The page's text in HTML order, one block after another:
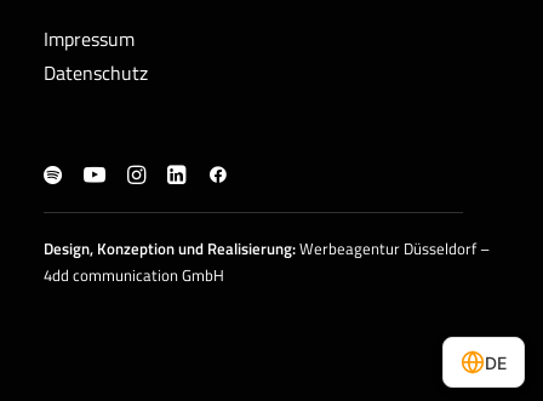
Impressum
Datenschutz
Design, Konzeption und Realisierung:Werbeagentur Düsseldorf –
4dd communication GmbH
DE